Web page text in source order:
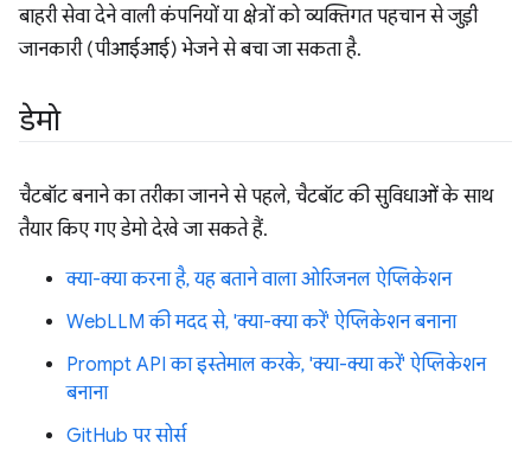
बाहरी सेवा देने वाली कंपनियों या क्षेत्रों को व्यक्तिगत पहचान से जुड़ी
जानकारी (पीआईआई) भेजने से बचा जा सकता है.
डेमो
चैटबॉट बनाने का तरीका जानने से पहले, चैटबॉट की सुविधाओं के साथ
तैयार किए गए डेमो देखे जा सकते हैं.
क्या-क्या करना है, यह बताने वाला ओरिजनल ऐप्लिकेशन
WebLLM की मदद से, 'क्या-क्या करें' ऐप्लिकेशन बनाना
Prompt API का इस्तेमाल करके, 'क्या-क्या करें' ऐप्लिकेशन
बनाना
GitHub पर सोर्स